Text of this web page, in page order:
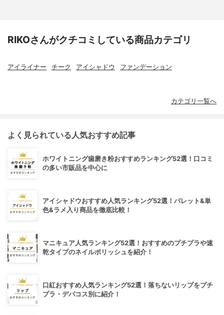
RIKOさんがクチコミしている商品カテゴリ
アイライナー チーク アイシャドウ ファンデーション
カテゴリ一覧へ
よく見られている人気おすすめ記事
ホワイトニング歯磨き粉おすすめランキング52選！口コミ
の多い市販品を中心に
アイシャドウおすすめ人気ランキング52選！パレット&単
色&ラメ入り商品を徹底比較！
マニキュア人気ランキング52選！おすすめのプチプラや速
乾タイプのネイルポリッシュを紹介！
口紅おすすめ人気ランキング52選！落ちないリップをプチ
プラ・デパコス別に紹介！